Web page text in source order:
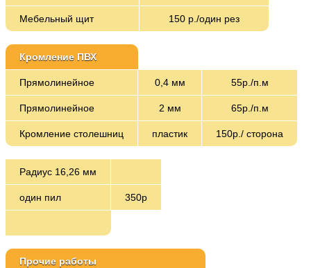
Мебельный щит 150 р./один рез
Кромление ПВХ
Прямолинейное 0,4 мм 55р./п.м
Прямолинейное 2 мм 65р./п.м
Кромление столешниц пластик 150р./ сторона
Радиус 16,26 мм
один пил 350р
Прочие работы